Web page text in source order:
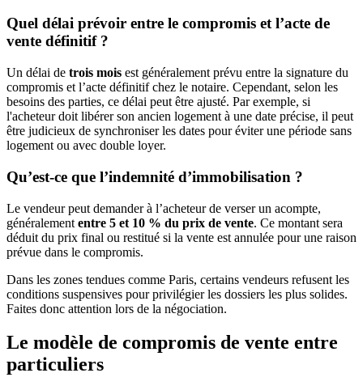
Quel délai prévoir entre le compromis et l’acte de
vente définitif ?
Un délai de trois mois est généralement prévu entre la signature du
compromis et l’acte définitif chez le notaire. Cependant, selon les
besoins des parties, ce délai peut être ajusté. Par exemple, si
l'acheteur doit libérer son ancien logement à une date précise, il peut
être judicieux de synchroniser les dates pour éviter une période sans
logement ou avec double loyer.
Qu’est-ce que l’indemnité d’immobilisation ?
Le vendeur peut demander à l’acheteur de verser un acompte,
généralement entre 5 et 10 % du prix de vente. Ce montant sera
déduit du prix final ou restitué si la vente est annulée pour une raison
prévue dans le compromis.
Dans les zones tendues comme Paris, certains vendeurs refusent les
conditions suspensives pour privilégier les dossiers les plus solides.
Faites donc attention lors de la négociation.
Le modèle de compromis de vente entre
particuliers